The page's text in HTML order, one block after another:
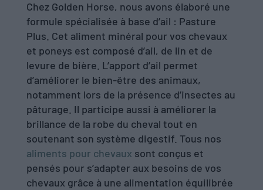
Chez Golden Horse, nous avons élaboré une
formule spécialisée à base d’ail : Pasture
Plus. Cet aliment minéral pour vos chevaux
et poneys est composé d’ail, de lin et de
levure de bière. L’apport d’ail permet
d’améliorer le bien-être des animaux,
notamment lors de la présence d’insectes au
pâturage. Il participe aussi à améliorer la
brillance de la robe du cheval tout en
soutenant son système digestif. Tous nos
aliments pour chevaux sont conçus et
pensés pour s’adapter aux besoins de vos
chevaux grâce à une alimentation équilibrée